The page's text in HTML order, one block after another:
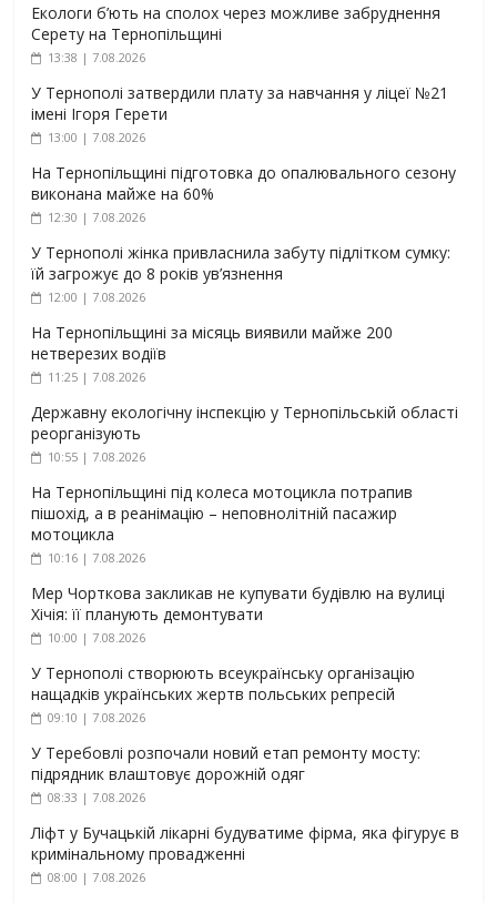
Екологи б’ють на сполох через можливе забруднення
Серету на Тернопільщині
13:38 | 7.08.2026
У Тернополі затвердили плату за навчання у ліцеї №21
імені Ігоря Герети
13:00 | 7.08.2026
На Тернопільщині підготовка до опалювального сезону
виконана майже на 60%
12:30 | 7.08.2026
У Тернополі жінка привласнила забуту підлітком сумку:
їй загрожує до 8 років ув’язнення
12:00 | 7.08.2026
На Тернопільщині за місяць виявили майже 200
нетверезих водіїв
11:25 | 7.08.2026
Державну екологічну інспекцію у Тернопільській області
реорганізують
10:55 | 7.08.2026
На Тернопільщині під колеса мотоцикла потрапив
пішохід, а в реанімацію – неповнолітній пасажир
мотоцикла
10:16 | 7.08.2026
Мер Чорткова закликав не купувати будівлю на вулиці
Хічія: її планують демонтувати
10:00 | 7.08.2026
У Тернополі створюють всеукраїнську організацію
нащадків українських жертв польських репресій
09:10 | 7.08.2026
У Теребовлі розпочали новий етап ремонту мосту:
підрядник влаштовує дорожній одяг
08:33 | 7.08.2026
Ліфт у Бучацькій лікарні будуватиме фірма, яка фігурує в
кримінальному провадженні
08:00 | 7.08.2026